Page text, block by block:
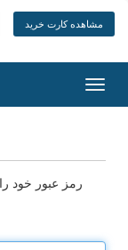
مشاهده کارت خرید
تغییر
رمز عبور خود